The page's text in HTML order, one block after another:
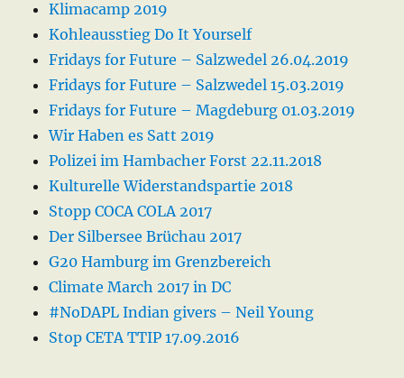
Klimacamp 2019
Kohleausstieg Do It Yourself
Fridays for Future – Salzwedel 26.04.2019
Fridays for Future – Salzwedel 15.03.2019
Fridays for Future – Magdeburg 01.03.2019
Wir Haben es Satt 2019
Polizei im Hambacher Forst 22.11.2018
Kulturelle Widerstandspartie 2018
Stopp COCA COLA 2017
Der Silbersee Brüchau 2017
G20 Hamburg im Grenzbereich
Climate March 2017 in DC
#NoDAPL Indian givers – Neil Young
Stop CETA TTIP 17.09.2016